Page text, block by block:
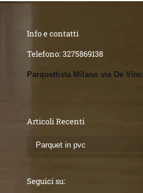
Info e contatti
Telefono:3275869138
Parquettista Milano via De
Articoli Recenti
Parquet in pvc
Seguici su: